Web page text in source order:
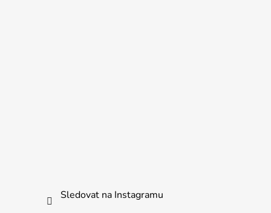
Sledovat na Instagramu